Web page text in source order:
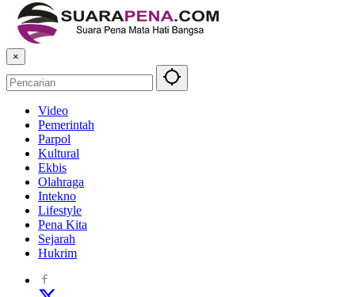
×
Video
Pemerintah
Parpol
Kultural
Ekbis
Olahraga
Intekno
Lifestyle
Pena Kita
Sejarah
Hukrim